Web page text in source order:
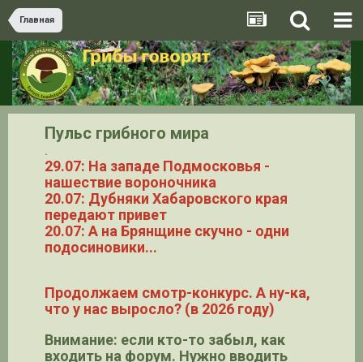
Главная
Пульс грибного мира
.
29.07: На западе Подмосковья -
нашествие вороночника
20.07: Дубняки Хабаровского края
передают привет
20.07: А на Брянщине скучно - одни
подосиновики...
Продолжаем смотр-конкурс. А ну-ка,
что у нас выросло? (в 2026 году)
Внимание: если кто-то забыл, как
входить на форум. Нужно вводить